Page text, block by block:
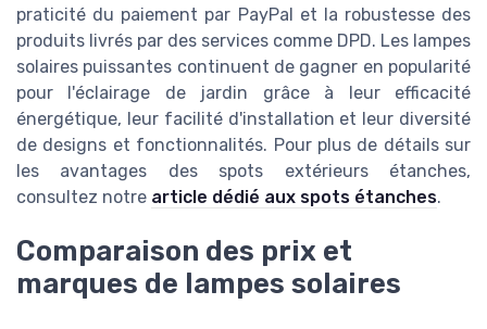
praticité du paiement par PayPal et la robustesse des
produits livrés par des services comme DPD. Les lampes
solaires puissantes continuent de gagner en popularité
pour l'éclairage de jardin grâce à leur efficacité
énergétique, leur facilité d'installation et leur diversité
de designs et fonctionnalités. Pour plus de détails sur
les avantages des spots extérieurs étanches,
consultez notre article dédié aux spots étanches.
Comparaison des prix et
marques de lampes solaires